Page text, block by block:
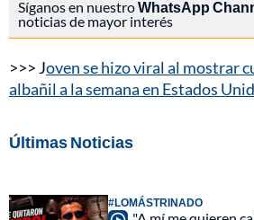
Síganos en nuestroWhatsApp
noticias de mayor interés
>>> Joven se hizo viral al mostrar
albañil a la semana en Estados
Últimas Noticias
#LOMÁSTRINADO